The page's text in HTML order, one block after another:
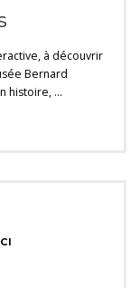
à découvrir
Bernard
histoire, …